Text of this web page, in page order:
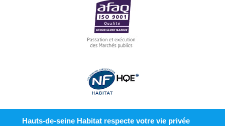
Hauts-de-seine Habitat respecte votre vie privée